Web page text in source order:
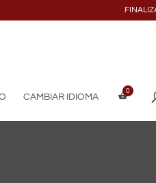
CAMBIAR IDIOMA